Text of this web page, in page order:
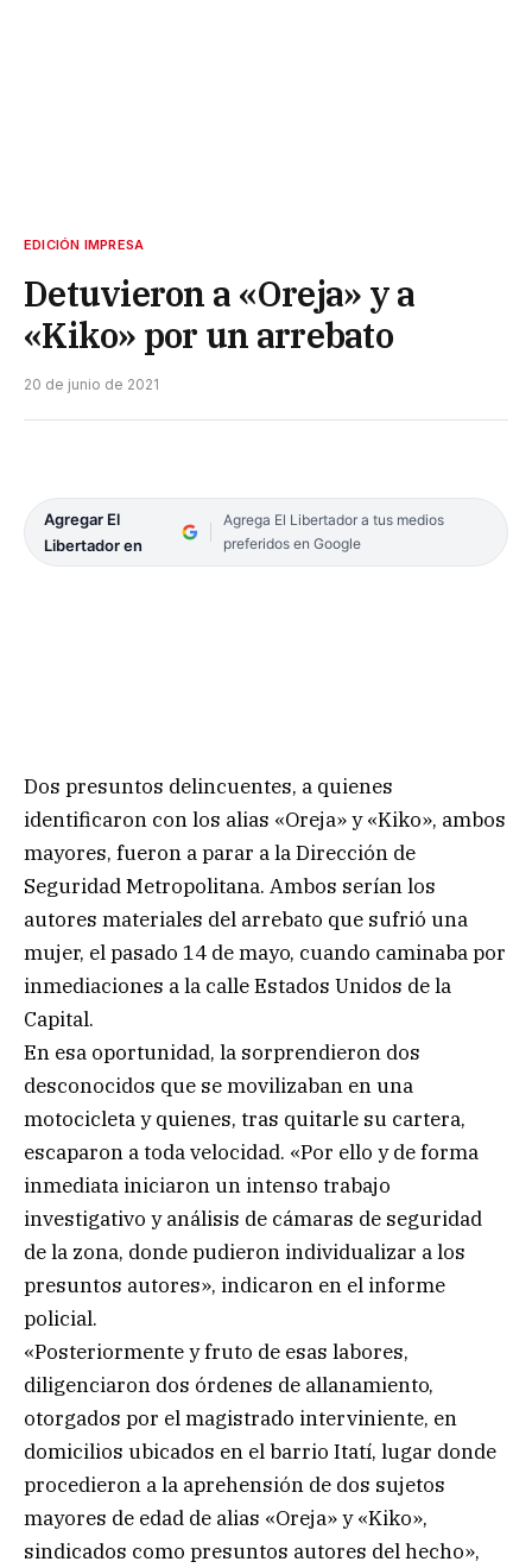
EDICIÓN IMPRESA
Detuvieron a «Oreja» y a
«Kiko» por un arrebato
20 de junio de 2021
Agregar El
Libertador en
Agrega El Libertador a tus medios
preferidos en Google
Dos presuntos delincuentes, a quienes
identificaron con los alias «Oreja» y «Kiko», ambos
mayores, fueron a parar a la Dirección de
Seguridad Metropolitana. Ambos serían los
autores materiales del arrebato que sufrió una
mujer, el pasado 14 de mayo, cuando caminaba por
inmediaciones a la calle Estados Unidos de la
Capital.
En esa oportunidad, la sorprendieron dos
desconocidos que se movilizaban en una
motocicleta y quienes, tras quitarle su cartera,
escaparon a toda velocidad. «Por ello y de forma
inmediata iniciaron un intenso trabajo
investigativo y análisis de cámaras de seguridad
de la zona, donde pudieron individualizar a los
presuntos autores», indicaron en el informe
policial.
«Posteriormente y fruto de esas labores,
diligenciaron dos órdenes de allanamiento,
otorgados por el magistrado interviniente, en
domicilios ubicados en el barrio Itatí, lugar donde
procedieron a la aprehensión de dos sujetos
mayores de edad de alias «Oreja» y «Kiko»,
sindicados como presuntos autores del hecho»,